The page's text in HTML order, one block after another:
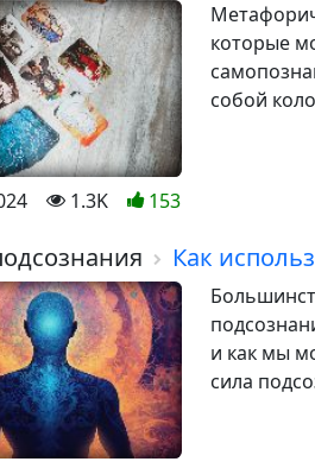
которые
собой
1.3K 153
Как
и как мы
сила